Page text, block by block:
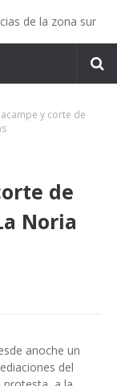
de la zona sur
y corte de
de
Noria
anoche un
del